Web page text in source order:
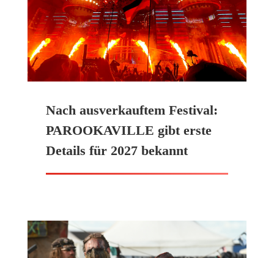
Nach ausverkauftem Festival:
PAROOKAVILLE gibt erste
Details für 2027 bekannt